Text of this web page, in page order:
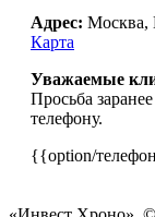
Адрес: Москва,
Карта
Уважаемые
Просьба
телефону.
{{option/